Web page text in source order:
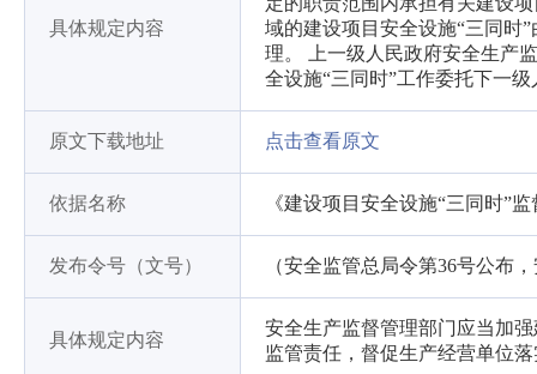
具体规定内容
域的建设项目安全设施“三同时
理。 上一级人民政府安全生产
全设施“三同时”工作委托下一
原文下载地址 点击查看原文
依据名称 《建设项目安全设施“三同时”
发布令号（文号） （安全监管总局令第36号公布
具体规定内容
安全生产监督管理部门应当加
监管责任，督促生产经营单位